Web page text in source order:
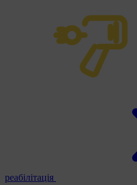
реабілітація